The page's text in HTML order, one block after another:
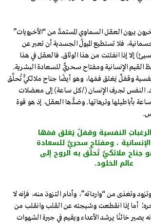
يرون العقل السماوي المستمدَّ من “الأخرويات”
فلا تستطيع الميولُ الجسدية أن تعبر عن
إلا إذا انفلتت من هذا الوثاق. فالعقل في هذا
القيم الإنسانية ومفتاح سحريٌّ للسعادة البشرية.
وقفلٌ يَغلق فمَها، وهو أيضًا جناح ملائكيٌّ تُحلِّق
النفس تجرف الإنسان (/كل ساعة) إلى معضلات
بأباطيلها وترهاتها. وضدُّها العقل، إذ هو قوة
النفسية وقفلٌ يَغلق فمَها
، ومفتاح سحريٌّ للسعادة
جناح ملائكيٌّ تُحلِّق به الروح إلى
عالم الخلود.
وتغذى من “وارداته”، وأدام التزودَ منه، فإنه لا
أما إذا انقطعت وشيجته عن القلب وانقلب من
يصير خائنًا يرشد الأعداء ويقيم في جيرة الشهوات